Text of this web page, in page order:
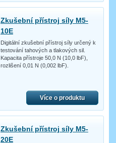
Zkušební přístroj síly M5-
10E
Digitální zkušební přístroj síly určený k
testování tahových a tlakových sil.
Kapacita přístroje 50,0 N (10,0 lbF),
rozlišení 0,01 N (0,002 lbF).
Více o produktu
Zkušební přístroj síly M5-
20E